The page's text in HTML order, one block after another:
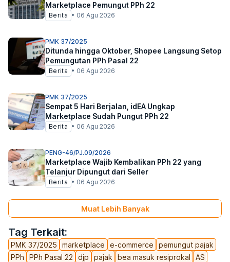
Tag Terkait:
PMK 37/2025 marketplace e-commerce
pemungut pajak
PPh
PPh Pasal 22 djp pajak bea masuk resiprokal
AS
Marketplace Pemungut PPh 22
Berita • 06 Agu 2026
PMK 37/2025
Ditunda hingga Oktober, Shopee Langsung Setop
Pemungutan PPh Pasal 22
Berita • 06 Agu 2026
PMK 37/2025
Sempat 5 Hari Berjalan, idEA Ungkap
Marketplace Sudah Pungut PPh 22
Berita • 06 Agu 2026
PENG-46/PJ.09/2026
Marketplace Wajib Kembalikan PPh 22 yang
Telanjur Dipungut dari Seller
Berita • 06 Agu 2026
Muat Lebih Banyak